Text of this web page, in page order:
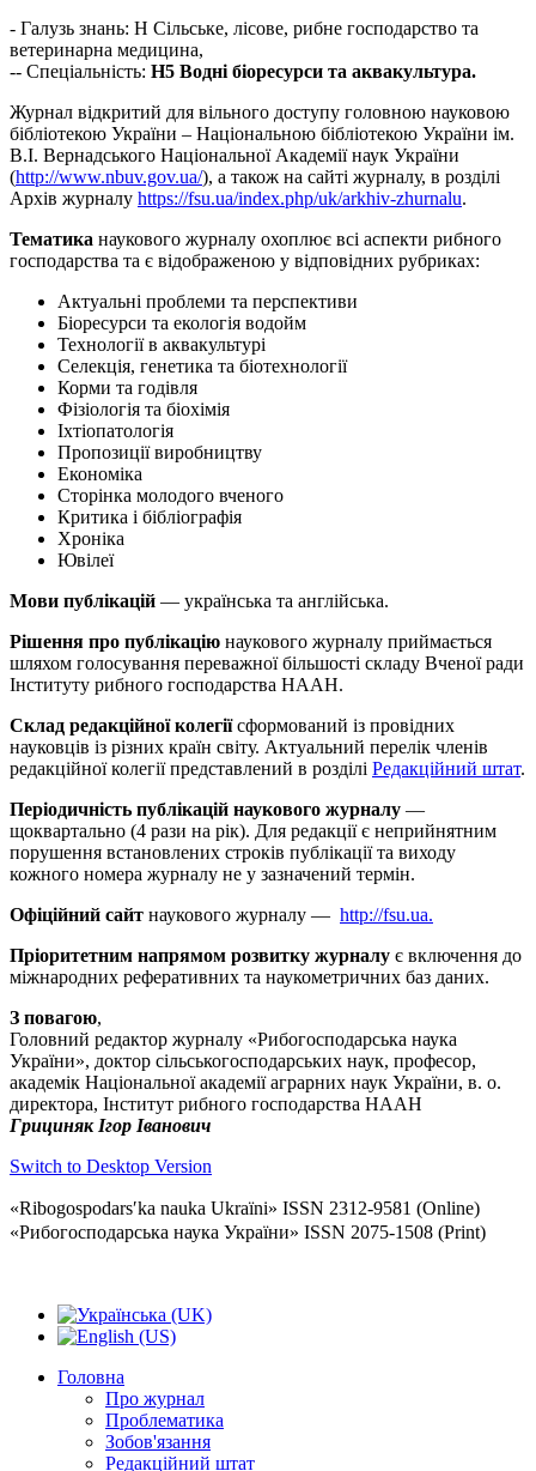
- Галузь знань: H Сільське, лісове, рибне господарство та
ветеринарна медицина,
-- Спеціальність: Н5 Водні біоресурси та аквакультура.
Журнал відкритий для вільного доступу головною науковою
бібліотекою України – Національною бібліотекою України ім.
В.І. Вернадського Національної Академії наук України
(http://www.nbuv.gov.ua/), а також на сайті журналу, в розділі
Архів журналу https://fsu.ua/index.php/uk/arkhiv-zhurnalu.
Тематика наукового журналу охоплює всі аспекти рибного
господарства та є відображеною у відповідних рубриках:
Актуальні проблеми та перспективи
Біоресурси та екологія водойм
Технології в аквакультурі
Селекція, генетика та біотехнології
Корми та годівля
Фізіологія та біохімія
Іхтіопатологія
Пропозиції виробництву
Економіка
Сторінка молодого вченого
Критика і бібліографія
Хроніка
Ювілеї
Мови публікацій — українська та англійська.
Рішення про публікацію наукового журналу приймається
шляхом голосування переважної більшості складу Вченої ради
Інституту рибного господарства НААН.
Склад редакційної колегіїсформований із провідних
науковців із різних країн світу. Актуальний перелік членів
редакційної колегії представлений в розділі Редакційний штат.
Періодичність публікацій наукового журналу —
щоквартально (4 рази на рік). Для редакції є неприйнятним
порушення встановлених строків публікації та виходу
кожного номера журналу не у зазначений термін.
Офіційний сайт наукового журналу — http://fsu.ua.
Пріоритетним напрямом розвитку журналу є включення до
міжнародних реферативних та наукометричних баз даних.
З повагою,
Головний редактор журналу «Рибогосподарська наука
України», доктор сільськогосподарських наук, професор,
академік Національної академії аграрних наук України, в. о.
директора, Інститут рибного господарства НААН
Грициняк Ігор Іванович
Switch to Desktop Version
«Ribogospodarsʹka nauka Ukraïni» ISSN 2312-9581 (Online)
«Рибогосподарська наука України» ISSN 2075-1508 (Print)
Головна
Про журнал
Проблематика
Зобов'язання
Редакційний штат